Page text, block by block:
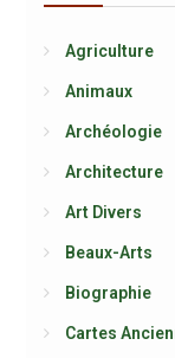
Agriculture
Animaux
Archéologie
Architecture
Art Divers
Beaux-Arts
Biographie
Cartes